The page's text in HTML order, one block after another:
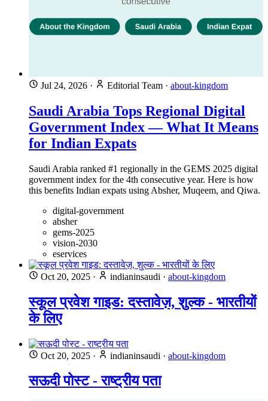
Jul 24, 2026 · Editorial Team · about-kingdom
Saudi Arabia Tops Regional Digital
Government Index — What It Means
for Indian Expats
Saudi Arabia ranked #1 regionally in the GEMS 2025 digital
government index for the 4th consecutive year. Here is how
this benefits Indian expats using Absher, Muqeem, and Qiwa.
digital-government
absher
gems-2025
vision-2030
eservices
Oct 20, 2025 · indianinsaudi · about-kingdom
स्कूल प्रवेश गाइड: दस्तावेज़, शुल्क - भारतीयों
के लिए
Oct 20, 2025 · indianinsaudi · about-kingdom
सऊदी पोस्ट - राष्ट्रीय पता